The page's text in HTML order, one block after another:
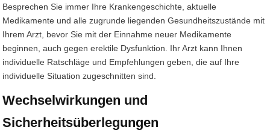
Besprechen Sie immer Ihre Krankengeschichte, aktuelle
Medikamente und alle zugrunde liegenden Gesundheitszustände mit
Ihrem Arzt, bevor Sie mit der Einnahme neuer Medikamente
beginnen, auch gegen erektile Dysfunktion. Ihr Arzt kann Ihnen
individuelle Ratschläge und Empfehlungen geben, die auf Ihre
individuelle Situation zugeschnitten sind.
Wechselwirkungen und
Sicherheitsüberlegungen